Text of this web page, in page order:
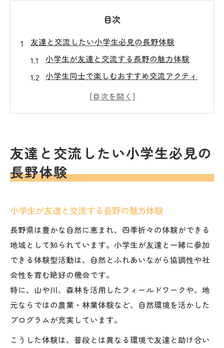
目次
友達と交流したい小学生必見の長野体験
小学生が友達と交流する長野の魅力体験
小学生同士で楽しむおすすめ交流アクティ
長野県で小学生が友達を増やすコツと体験
例
小学生の友情を育む長野県体験の魅力
小学生が友情を深める長野の体験型活動
長野県で小学生同士が絆を強くする方法
小学生の友情物語を彩る長野県交流体験
ワクワクする小学生の遊び場を長野で発見
小学生がワクワクする長野の遊び場案内
友達と行きたい小学生向け長野県遊び場特
集
友達と交流したい小学生必見の
長野体験
小学生が友達と交流する長野の魅力体験
長野県は豊かな自然に恵まれ、四季折々の体験ができる
地域として知られています。小学生が友達と一緒に参加
できる体験型活動は、自然とふれあいながら協調性や社
会性を育む絶好の機会です。
特に、山や川、森林を活用したフィールドワークや、地
元ならではの農業・林業体験など、自然環境を活かした
プログラムが充実しています。
こうした体験は、普段とは異なる環境で友達と助け合い